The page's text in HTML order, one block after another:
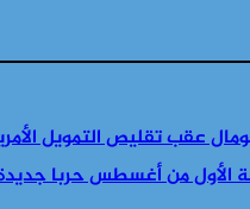
عقب تقليص التمويل
الأول من أغسطس حربا